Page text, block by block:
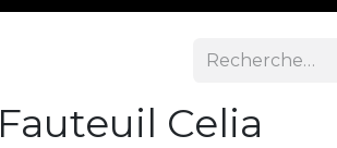
Fauteuil Celia